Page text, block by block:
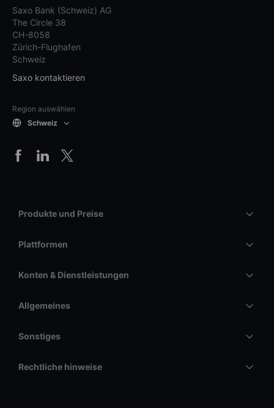
Saxo Bank (Schweiz) AG
The Circle 38
CH-8058
Zürich-Flughafen
Schweiz
Saxo kontaktieren
Region auswählen
Schweiz
Produkte und Preise
Plattformen
Konten & Dienstleistungen
Allgemeines
Sonstiges
Rechtliche hinweise